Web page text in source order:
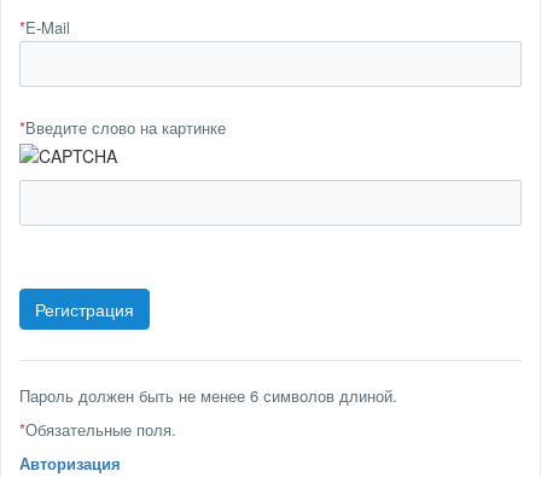
*E-Mail
*Введите слово на картинке
Пароль должен быть не менее 6 символов длиной.
*Обязательные поля.
Авторизация